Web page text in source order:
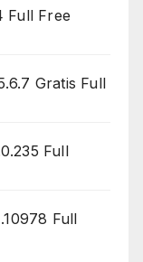
Full Free
Gratis Full
Full
Full